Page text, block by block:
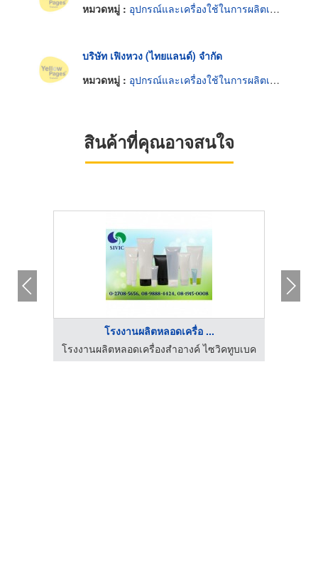
หมวดหมู่ : อุปกรณ์และเครื่องใช้ในการผลิตเครื่องสำอาง
บริษัท เฟิงหวง (ไทยแลนด์) จำกัด
หมวดหมู่ : อุปกรณ์และเครื่องใช้ในการผลิตเครื่องสำอาง
สินค้าที่คุณอาจสนใจ
โรงงานผลิตหลอดเครื่อ ...
โรงงานผลิตหลอดเครื่องสำอางค์ ไซวิคทูบเบค